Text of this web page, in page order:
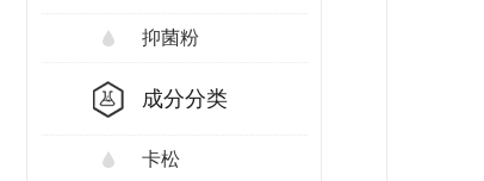
抑菌粉
成分分类
卡松